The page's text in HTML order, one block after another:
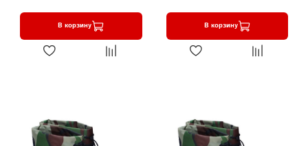
В корзину В корзину